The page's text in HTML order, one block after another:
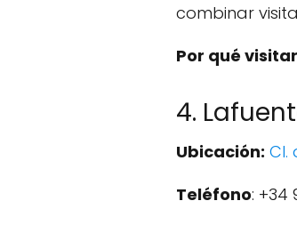
combinar
Por qué
4.
Ubicación: Cl.
Teléfono: +34